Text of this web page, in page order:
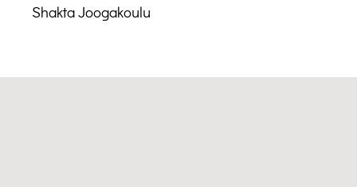
Shakta Joogakoulu